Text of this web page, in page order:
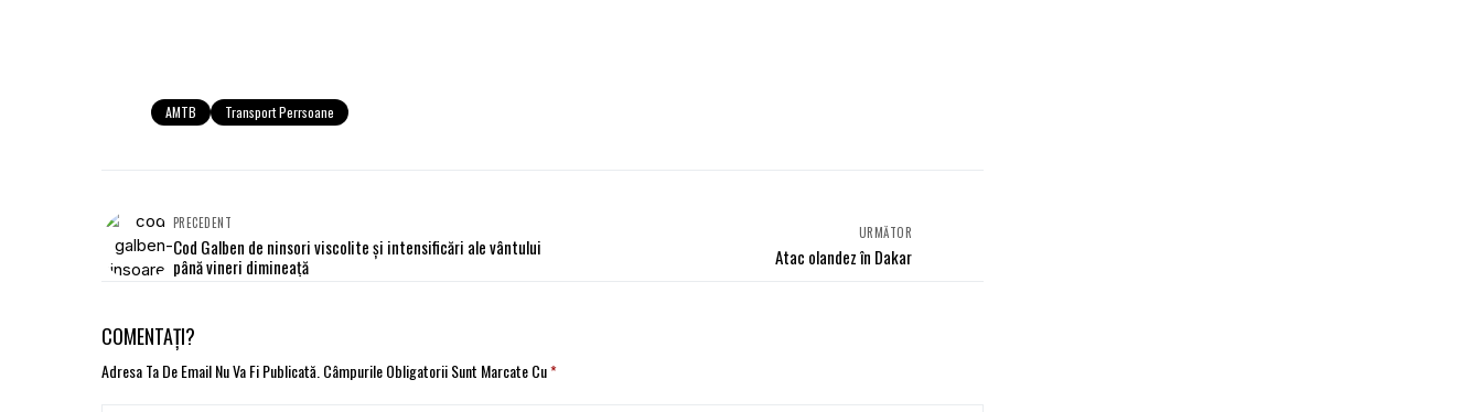
AMTB Transport Perrsoane
PRECEDENT
Cod Galben de ninsori viscolite şi intensificări ale vântului
până vineri dimineaţă
URMĂTOR
Atac olandez în Dakar
COMENTAȚI?
Adresa Ta De Email Nu Va Fi Publicată. Câmpurile Obligatorii Sunt Marcate Cu*